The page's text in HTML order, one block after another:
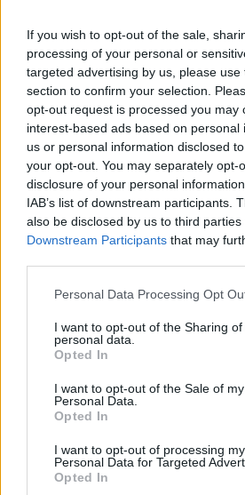
If you wish to opt-out of the sale,
processing of your personal or
targeted advertising by us, please
section to confirm your selection.
opt-out request is processed you may
interest-based ads based on personal
us or personal information disclosed
your opt-out. You may separately opt-
disclosure of your personal
IAB’s list of downstream participants.
also be disclosed by us to third parties
Downstream Participants that may
Please note that this website/app
not limited to your visit or usage
grant or deny consent to Google and
use your data for below specified
consent section.
Personal Data Processing Opt
I want to opt-out of the Sharing of
personal data.
Opted In
I want to opt-out of the Sale of my
Personal Data.
Opted In
I want to opt-out of processing my
Personal Data for Targeted
Opted In
▶
Megtekintés az X-en